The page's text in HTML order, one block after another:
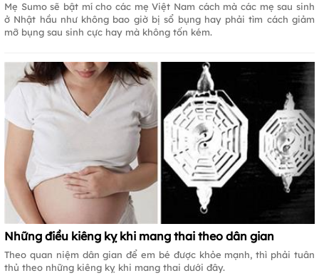
Mẹ Sumo sẽ bật mí cho các mẹ Việt Nam cách mà các mẹ sau sinh
ở Nhật hầu như không bao giờ bị sổ bụng hay phải tìm cách giảm
mỡ bụng sau sinh cực hay mà không tốn kém.
Những điều kiêng kỵ khi mang thai theo dân gian
Theo quan niệm dân gian để em bé được khỏe mạnh, thì phải tuân
thủ theo những kiêng kỵ khi mang thai dưới đây.